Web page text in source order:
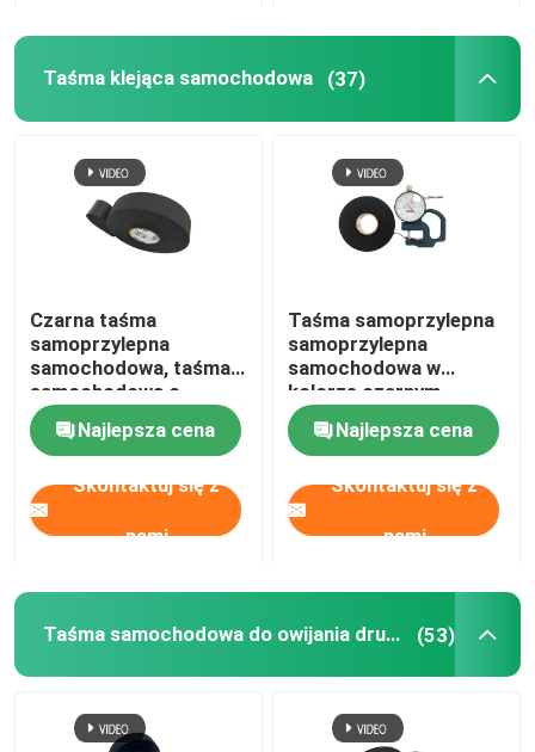
Taśma klejąca samochodowa (37)
Czarna taśma
samoprzylepna
samochodowa, taśma
samochodowa o
grubości 0,35 mm
uniwersalna
Najlepsza cena
Skontaktuj się z
nami
Taśma samoprzylepna
samoprzylepna
samochodowa w
kolorze czarnym
Certyfikat RoHS
Najlepsza cena
Skontaktuj się z
nami
Taśma samochodowa do owijania drutu (53)